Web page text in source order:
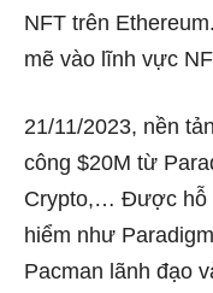
NFT trên
mẽ vào lĩnh vực
21/11/2023, nền
công $20M từ
Crypto,… Được hỗ
hiểm như
Pacman lãnh đạo